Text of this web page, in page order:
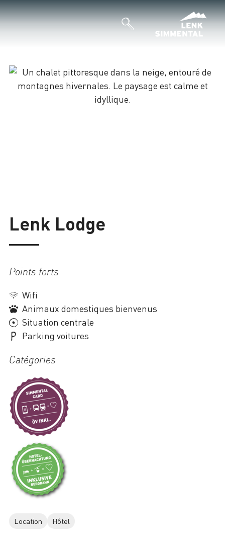
Chargement
Lenk Lodge
Points forts
Wifi
Animaux domestiques bienvenus
Situation centrale
Parking voitures
Catégories
Location Hôtel